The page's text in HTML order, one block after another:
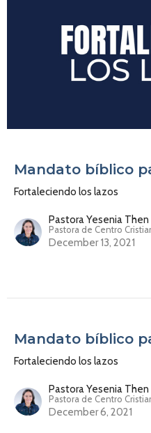
Mandato bíblico
Fortaleciendo los lazos
Pastora Yesenia Then
Pastora de Centro
December 13, 2021
Mandato bíblico
Fortaleciendo los lazos
Pastora Yesenia Then
Pastora de Centro
December 6, 2021